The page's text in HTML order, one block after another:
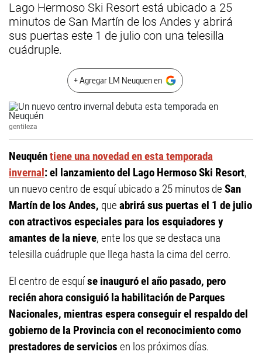
Lago Hermoso Ski Resort está ubicado a 25
minutos de San Martín de los Andes y abrirá
sus puertas este 1 de julio con una telesilla
cuádruple.
+ Agregar LM Neuquen en
gentileza
Neuquéntiene una novedad en esta temporada
invernal: el lanzamiento del Lago Hermoso Ski Resort,
un nuevo centro de esquí ubicado a 25 minutos de San
Martín de los Andes, que abrirá sus puertas el 1 de julio
con atractivos especiales para los esquiadores y
amantes de la nieve, ente los que se destaca una
telesilla cuádruple que llega hasta la cima del cerro.
El centro de esquíse inauguró el año pasado, pero
recién ahora consiguió la habilitación de Parques
Nacionales, mientras espera conseguir el respaldo del
gobierno de la Provincia con el reconocimiento como
prestadores de servicios en los próximos días.